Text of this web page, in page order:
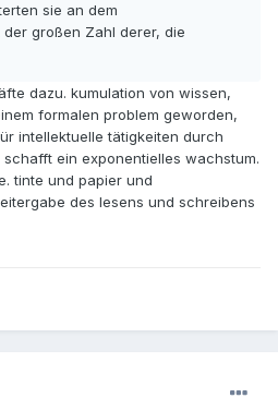
sie an dem
großen Zahl derer, die
dazu. kumulation von wissen,
formalen problem geworden,
intellektuelle tätigkeiten durch
ein exponentielles wachstum.
tinte und papier und
des lesens und schreibens